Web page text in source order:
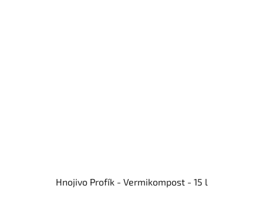
Hnojivo Profík - Vermikompost - 15 l